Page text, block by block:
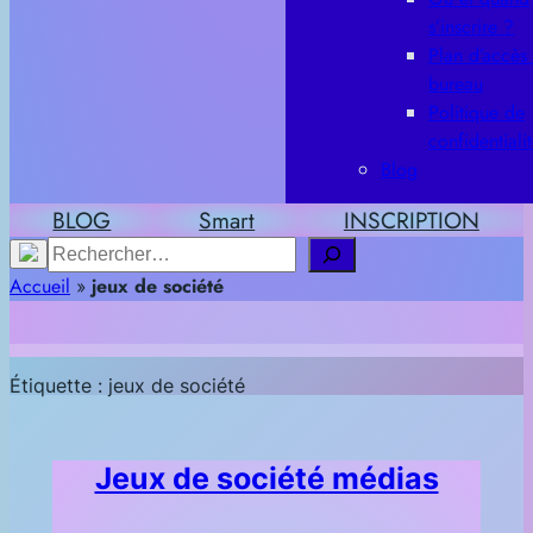
s’inscrire ?
Plan
bureau
Politique de
Blog
BLOG Smart INSCRIPTION
Rechercher
Accueil » jeux de société
Étiquette : jeux de société
Jeux de société médias